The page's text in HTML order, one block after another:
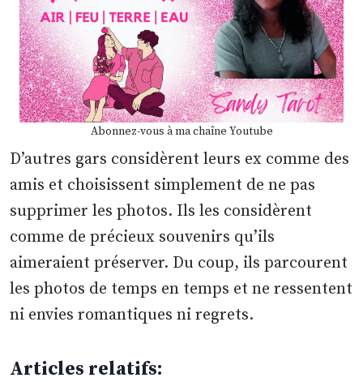
Abonnez-vous à ma chaîne Youtube
D’autres gars considèrent leurs ex comme des
amis et choisissent simplement de ne pas
supprimer les photos. Ils les considèrent
comme de précieux souvenirs qu’ils
aimeraient préserver. Du coup, ils parcourent
les photos de temps en temps et ne ressentent
ni envies romantiques ni regrets.
Articles relatifs: